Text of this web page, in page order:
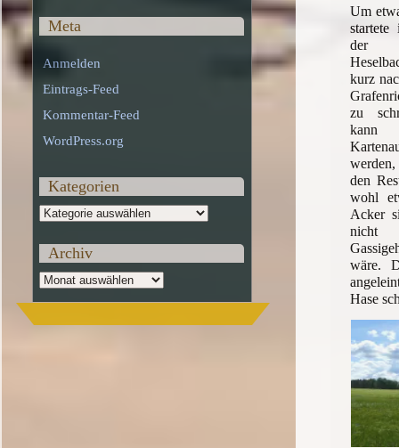
Um
der
kurz
zu
kann
den
wohl
Acker
nicht
wäre.
Hase
Meta
Anmelden
Eintrags-Feed
Kommentar-Feed
WordPress.org
Kategorien
Kategorien
Archiv
Archiv